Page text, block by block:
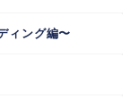
ィング編〜